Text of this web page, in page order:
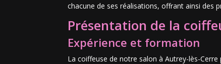
chacune de ses réalisations, offrant ainsi des
Présentation de la
Expérience et formation
La coiffeuse de notre salon à Autrey-lès-